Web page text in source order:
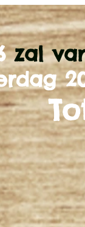
zal